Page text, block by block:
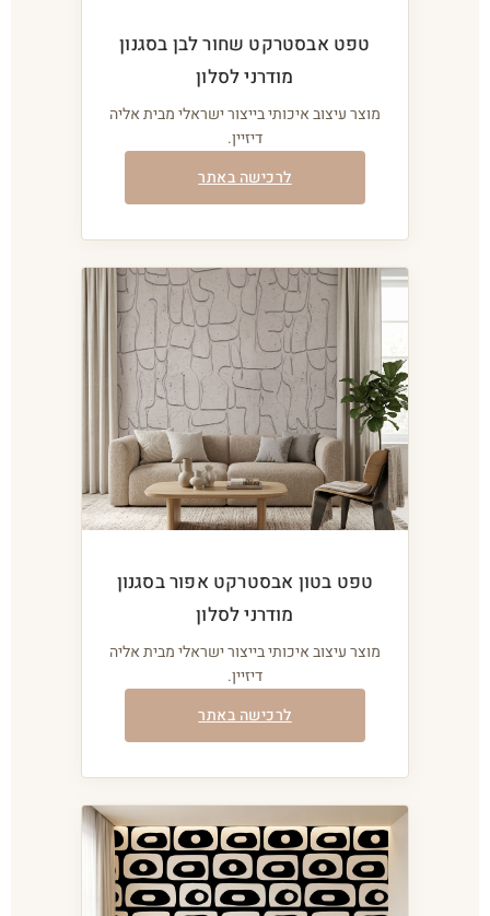
טפט אבסטרקט שחור לבן בסגנון
מודרני לסלון
מוצר עיצוב איכותי בייצור ישראלי מבית אליה
דיזיין.
לרכישה באתר
טפט בטון אבסטרקט אפור בסגנון
מודרני לסלון
מוצר עיצוב איכותי בייצור ישראלי מבית אליה
דיזיין.
לרכישה באתר